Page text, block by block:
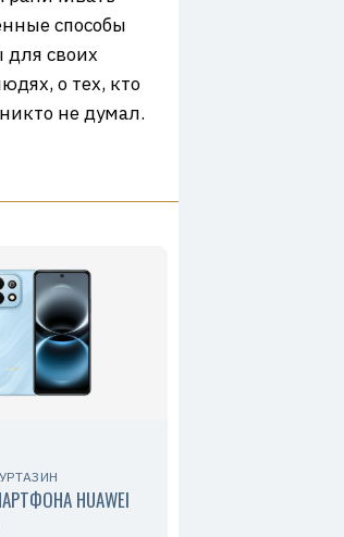
способы
для своих
о тех, кто
не думал.
HUAWEI